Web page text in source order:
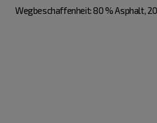
Wegbeschaffenheit: 80 % Asphalt,